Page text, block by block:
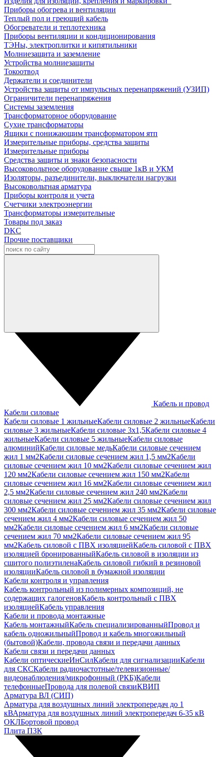
Приборы обогрева и вентиляции
Теплый пол и греющий кабель
Обогреватели и теплотехника
Приборы вентиляции и кондиционирования
ТЭНы, электроплитки и кипятильники
Молниезащита и заземление
Устройства молниезащиты
Токоотвод
Держатели и соединители
Устройства защиты от импульсных перенапряжений (УЗИП)
Ограничители перенапряжения
Системы заземления
Трансформаторное оборудование
Сухие трансформаторы
Ящики с понижающим трансформатором ятп
Измерительные приборы, средства защиты
Измерительные приборы
Средства защиты и знаки безопасности
Высоковольтное оборудование свыше 1кВ и УКМ
Изоляторы, разъединители, выключатели нагрузки
Высоковольтная арматура
Приборы контроля и учета
Счетчики электроэнергии
Трансформаторы измерительные
Товары под заказ
DKC
Прочие поставщики
Кабель и провод
Кабели силовые
Кабели силовые 1 жильныеКабели силовые 2 жильныеКабели
силовые 3 жильныеКабели силовые 3х1,5Кабели силовые 4
жильныеКабели силовые 5 жильныеКабели силовые
алюминийКабели силовые медьКабели силовые сечением
жил 1 мм2Кабели силовые сечением жил 1,5 мм2Кабели
силовые сечением жил 10 мм2Кабели силовые сечением жил
120 мм2Кабели силовые сечением жил 150 мм2Кабели
силовые сечением жил 16 мм2Кабели силовые сечением жил
2,5 мм2Кабели силовые сечением жил 240 мм2Кабели
силовые сечением жил 25 мм2Кабели силовые сечением жил
300 мм2Кабели силовые сечением жил 35 мм2Кабели силовые
сечением жил 4 мм2Кабели силовые сечением жил 50
мм2Кабели силовые сечением жил 6 мм2Кабели силовые
сечением жил 70 мм2Кабели силовые сечением жил 95
мм2Кабель силовой с ПВХ изоляциейКабель силовой с ПВХ
изоляцией бронированныйКабель силовой в изоляции из
сшитого полиэтиленаКабель силовой гибкий в резиновой
изоляцииКабель силовой в бумажной изоляции
Кабели контроля и управления
Кабель контрольный из полимерных композиций, не
содержащих галогеновКабель контрольный с ПВХ
изоляциейКабель управления
Кабели и провода монтажные
Кабель монтажныйКабель специализированныйПровод и
кабель одножильныйПровод и кабель многожильный
(бытовой)Кабели, провода связи и передачи данных
Кабели связи и передачи данных
Кабели оптическиеИнСилКабели для сигнализацииКабели
для СКСКабели радиочастотные/телевизионные/
видеонаблюдения/микрофонный (РКБ)Кабели
телефонныеПровода для полевой связиКВИП
Арматура ВЛ (СИП)
Арматура для воздушных линий электропередач до 1
кВАрматура для воздушных линий электропередач 6-35 кВ
ОКЛБортовой провод
Плита ПЗК